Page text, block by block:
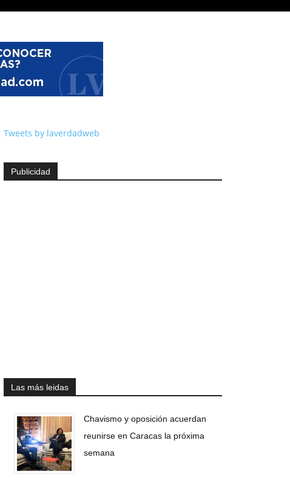
Tweets by laverdadweb
Publicidad
Las más leidas
Chavismo y oposición acuerdan
reunirse en Caracas la próxima
semana